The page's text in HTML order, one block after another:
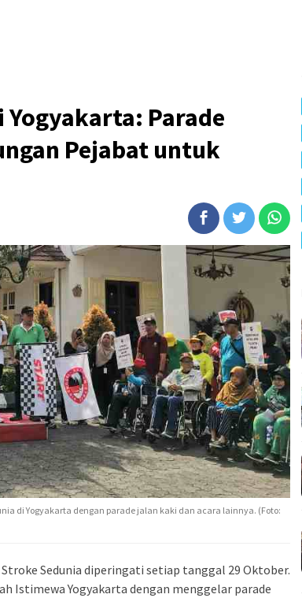
Parade
Pejabat untuk
di Yogyakarta dengan parade jalan kaki dan acara lainnya. (Foto:
Sedunia diperingati setiap tanggal 29 Oktober.
Istimewa Yogyakarta dengan menggelar parade